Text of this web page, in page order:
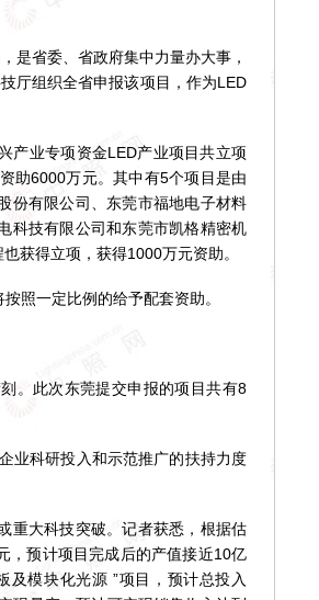
省委、省政府集中力量办大事，
厅组织全省申报该项目，作为LED
业专项资金LED产业项目共立项
助6000万元。其中有5个项目是由
份有限公司、东莞市福地电子材料
科技有限公司和东莞市凯格精密机
获得立项，获得1000万元资助。
照一定比例的给予配套资助。
。此次东莞提交申报的项目共有8
科研投入和示范推广的扶持力度
大科技突破。记者获悉，根据估
，预计项目完成后的产值接近10亿
及模块化光源 ”项目，预计总投入